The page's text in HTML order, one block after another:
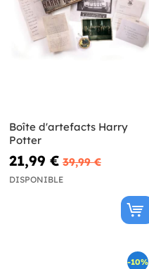
Boîte d'artefacts Harry
Potter
21,99 € 39,99 €
DISPONIBLE
-10%